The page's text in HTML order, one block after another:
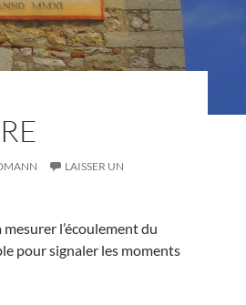
LAISSER UN
l’écoulement du
pour signaler les moments